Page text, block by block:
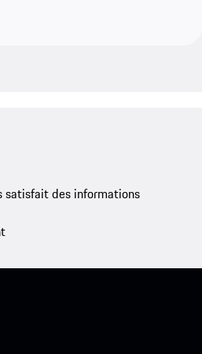
satisfait des informations